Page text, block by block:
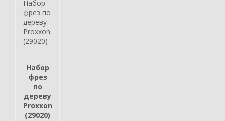
Набор
фрез
по
дереву
Proxxon
(29020)